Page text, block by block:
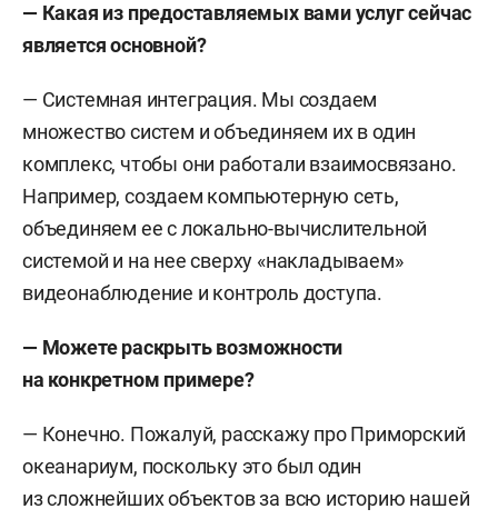
— Какая из предоставляемых вами услуг сейчас
является основной?
— Системная интеграция. Мы создаем
множество систем и объединяем их в один
комплекс, чтобы они работали взаимосвязано.
Например, создаем компьютерную сеть,
объединяем ее с локально-вычислительной
системой и на нее сверху «накладываем»
видеонаблюдение и контроль доступа.
— Можете раскрыть возможности
на конкретном примере?
— Конечно. Пожалуй, расскажу про Приморский
океанариум, поскольку это был один
из сложнейших объектов за всю историю нашей